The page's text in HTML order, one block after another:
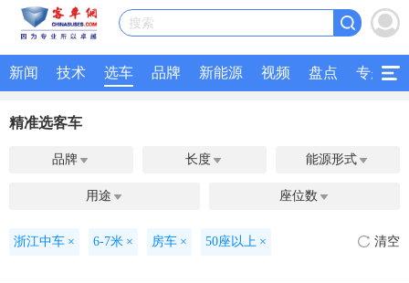
搜索
新闻 技术 选车 品牌 新能源 视频 盘点 专题
精准选客车
品牌  长度  能源形式 
用途  座位数 
浙江中车 × 6-7米 × 房车 × 50座以上 × 清空